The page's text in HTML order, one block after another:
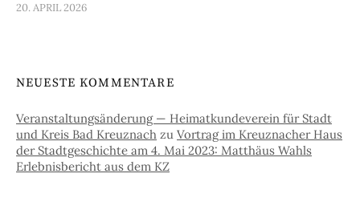
20. APRIL 2026
NEUESTE KOMMENTARE
Veranstaltungsänderung — Heimatkundeverein für Stadt
und Kreis Bad Kreuznach zu Vortrag im Kreuznacher Haus
der Stadtgeschichte am 4. Mai 2023: Matthäus Wahls
Erlebnisbericht aus dem KZ